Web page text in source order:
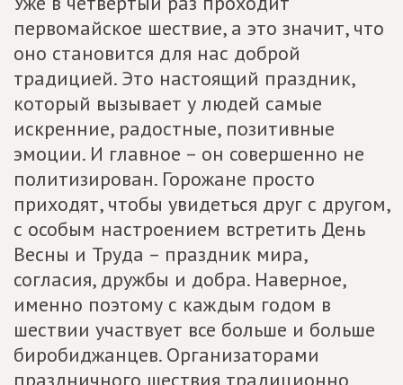
первомайское шествие, а это значит, что
оно становится для нас доброй
традицией. Это настоящий праздник,
который вызывает у людей самые
искренние, радостные, позитивные
эмоции. И главное – он совершенно не
политизирован. Горожане просто
приходят, чтобы увидеться друг с другом,
с особым настроением встретить День
Весны и Труда – праздник мира,
согласия, дружбы и добра. Наверное,
именно поэтому с каждым годом в
шествии участвует все больше и больше
биробиджанцев. Организаторами
праздничного шествия традиционно